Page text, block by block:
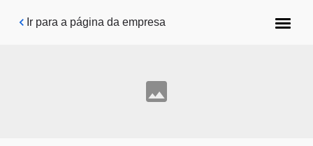
Pular para o conteúdo principal
Ir para a página da empresa